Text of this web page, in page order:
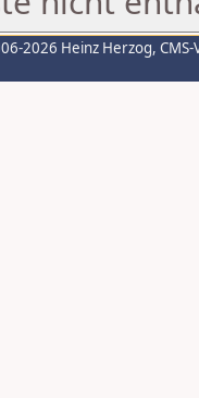
2026 Heinz Herzog,